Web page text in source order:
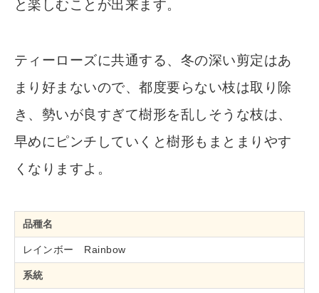
と楽しむことが出来ます。
ティーローズに共通する、冬の深い剪定はあ
まり好まないので、都度要らない枝は取り除
き、勢いが良すぎて樹形を乱しそうな枝は、
早めにピンチしていくと樹形もまとまりやす
くなりますよ。
品種名
レインボー Rainbow
系統